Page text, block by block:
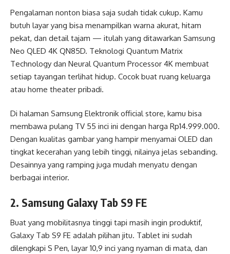
Pengalaman nonton biasa saja sudah tidak cukup. Kamu
butuh layar yang bisa menampilkan warna akurat, hitam
pekat, dan detail tajam — itulah yang ditawarkan Samsung
Neo QLED 4K QN85D. Teknologi Quantum Matrix
Technology dan Neural Quantum Processor 4K membuat
setiap tayangan terlihat hidup. Cocok buat ruang keluarga
atau home theater pribadi.
Di halaman Samsung Elektronik official store, kamu bisa
membawa pulang TV 55 inci ini dengan harga Rp14.999.000.
Dengan kualitas gambar yang hampir menyamai OLED dan
tingkat kecerahan yang lebih tinggi, nilainya jelas sebanding.
Desainnya yang ramping juga mudah menyatu dengan
berbagai interior.
2. Samsung Galaxy Tab S9 FE
Buat yang mobilitasnya tinggi tapi masih ingin produktif,
Galaxy Tab S9 FE adalah pilihan jitu. Tablet ini sudah
dilengkapi S Pen, layar 10,9 inci yang nyaman di mata, dan